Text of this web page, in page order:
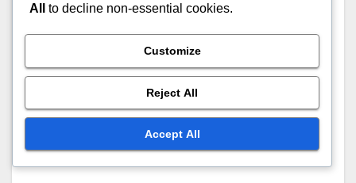
flexibilitu a přizpůsobivost, které mohou zlepšit
efektivitu obranného pokrytí ve srovnání s tradiční
osobní obranou. Tento přístup umožňuje týmům
upravit své formace arole hráčůna základě
silných a slabých stránek protivníka, což z něj činí
všestrannou volbu v různých herních situacích.
All
to decline non-essential cookies.
Customize
Reject All
Accept All